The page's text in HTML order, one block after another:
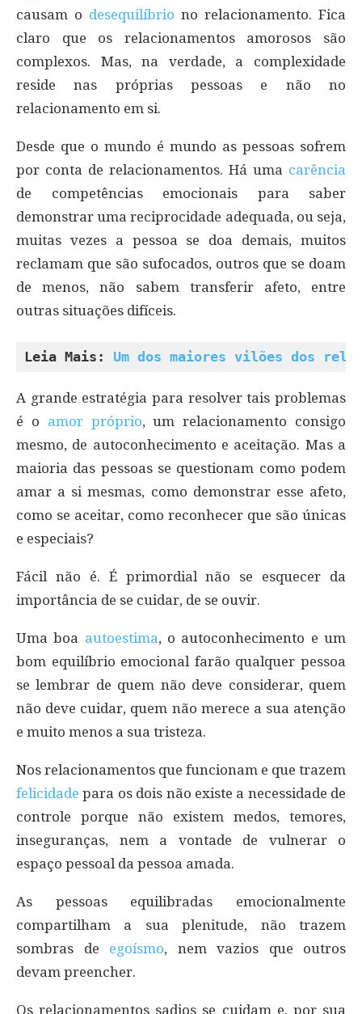
causam o desequilíbrio no relacionamento. Fica
claro que os relacionamentos amorosos são
complexos. Mas, na verdade, a complexidade
reside nas próprias pessoas e não no
relacionamento em si.
Desde que o mundo é mundo as pessoas sofrem
por conta de relacionamentos. Há uma carência
de competências emocionais para saber
demonstrar uma reciprocidade adequada, ou seja,
muitas vezes a pessoa se doa demais, muitos
reclamam que são sufocados, outros que se doam
de menos, não sabem transferir afeto, entre
outras situações difíceis.
Leia Mais: Um dos maiores vilões dos
A grande estratégia para resolver tais problemas
é o amor próprio, um relacionamento consigo
mesmo, de autoconhecimento e aceitação. Mas a
maioria das pessoas se questionam como podem
amar a si mesmas, como demonstrar esse afeto,
como se aceitar, como reconhecer que são únicas
e especiais?
Fácil não é. É primordial não se esquecer da
importância de se cuidar, de se ouvir.
Uma boa autoestima, o autoconhecimento e um
bom equilíbrio emocional farão qualquer pessoa
se lembrar de quem não deve considerar, quem
não deve cuidar, quem não merece a sua atenção
e muito menos a sua tristeza.
Nos relacionamentos que funcionam e que trazem
felicidadepara os dois não existe a necessidade de
controle porque não existem medos, temores,
inseguranças, nem a vontade de vulnerar o
espaço pessoal da pessoa amada.
As pessoas equilibradas emocionalmente
compartilham a sua plenitude, não trazem
sombras de egoísmo, nem vazios que outros
devam preencher.
Os relacionamentos sadios se cuidam e, por sua